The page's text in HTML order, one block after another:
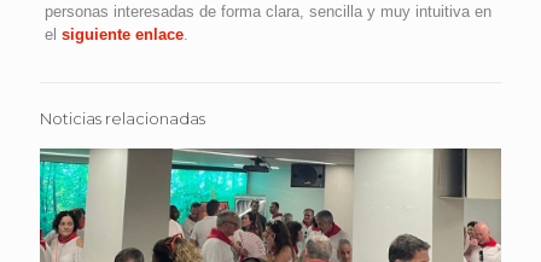
personas interesadas de forma clara, sencilla y muy intuitiva en
el siguiente enlace.
Noticias relacionadas